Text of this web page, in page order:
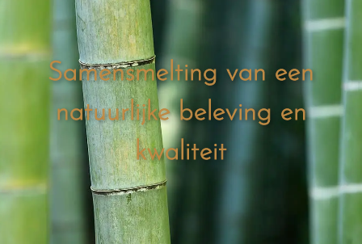
Samensmelting van een
natuurlijke beleving en
kwaliteit